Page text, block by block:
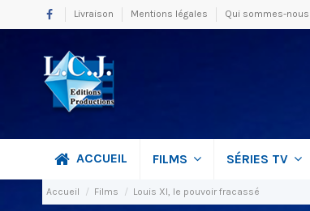
Livraison Mentions légales Qui sommes-nous
ACCUEIL FILMS SÉRIES TV
Accueil Films Louis XI, le pouvoir fracassé